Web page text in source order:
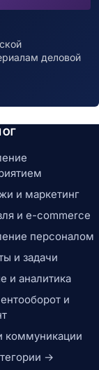
деловой
и маркетинг
и e-commerce
персоналом
и задачи
и аналитика
и
коммуникации
→